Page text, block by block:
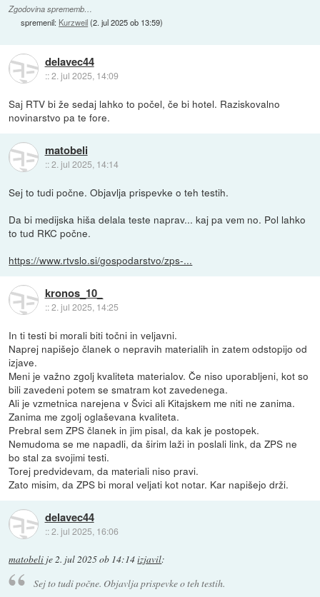
Zgodovina sprememb…
spremenil: Kurzweil(2. jul 2025 ob 13:59)
delavec44
::2. jul 2025, 14:09
Saj RTV bi že sedaj lahko to počel, če bi hotel. Raziskovalno
novinarstvo pa te fore.
matobeli
::2. jul 2025, 14:14
Sej to tudi počne. Objavlja prispevke o teh testih.
Da bi medijska hiša delala teste naprav... kaj pa vem no. Pol lahko
to tud RKC počne.
https://www.rtvslo.si/gospodarstvo/zps-...
kronos_10_
::2. jul 2025, 14:25
In ti testi bi morali biti točni in veljavni.
Naprej napišejo članek o nepravih materialih in zatem odstopijo od
izjave.
Meni je važno zgolj kvaliteta materialov. Če niso uporabljeni, kot so
bili zavedeni potem se smatram kot zavedenega.
Ali je vzmetnica narejena v Švici ali Kitajskem me niti ne zanima.
Zanima me zgolj oglaševana kvaliteta.
Prebral sem ZPS članek in jim pisal, da kak je postopek.
Nemudoma se me napadli, da širim laži in poslali link, da ZPS ne
bo stal za svojimi testi.
Torej predvidevam, da materiali niso pravi.
Zato misim, da ZPS bi moral veljati kot notar. Kar napišejo drži.
delavec44
::2. jul 2025, 16:06
matobeli je2. jul 2025 ob 14:14izjavil:
Sej to tudi počne. Objavlja prispevke o teh testih.